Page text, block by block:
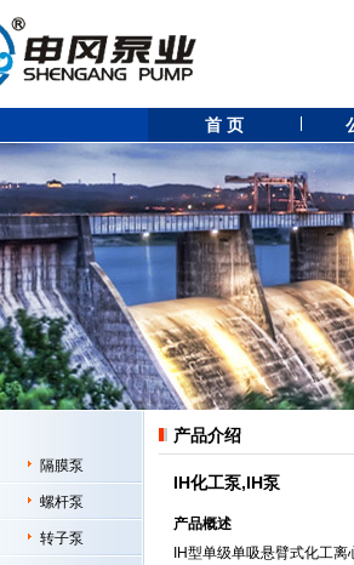
首 页
隔膜泵
螺杆泵
转子泵
产品介绍
IH化工泵,IH泵
产品概述
IH型单级单吸悬臂式化工离